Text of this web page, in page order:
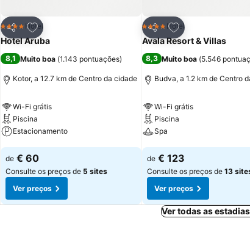
Partilhar
Adicionar aos favoritos
4 EstrelasHotel
Hotel Aruba
8,1 Muito boa (1.143 pontuações)
Kotor, a 12.7 km de Centro da cidade
Wi-Fi grátis
Piscina
Estacionamento
Ver preços
de € 60
Consulte os preços de 5 sites
Ver preços
Partilhar
Adicionar aos
4 EstrelasHotel
Avala Resort & Villas
8,3 Muito boa (5.546
Budva, a 1.2 km de Centro
Wi-Fi grátis
Piscina
Spa
Ver preços
de € 123
Consulte os preços de 13
Ver preços
Ver todas as